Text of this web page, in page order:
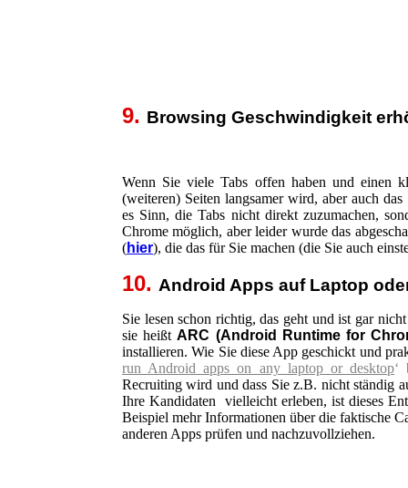
9. Browsing Geschwindigkeit
Wenn Sie viele Tabs offen haben und einen
(weiteren) Seiten langsamer wird, aber auch
es Sinn, die Tabs nicht direkt zuzumachen,
Chrome möglich, aber leider wurde das
(hier), die das für Sie machen (die Sie auch
10. Android Apps auf Laptop
Sie lesen schon richtig, das geht und ist gar
sie heißtARC (Android Runtime for
installieren. Wie Sie diese App geschickt und
run Android apps on any laptop or desktop‘
Recruiting wird und dass Sie z.B. nicht ständig
Ihre Kandidaten vielleicht erleben, ist dieses
Beispiel mehr Informationen über die faktische
anderen Apps prüfen und nachzuvollziehen.